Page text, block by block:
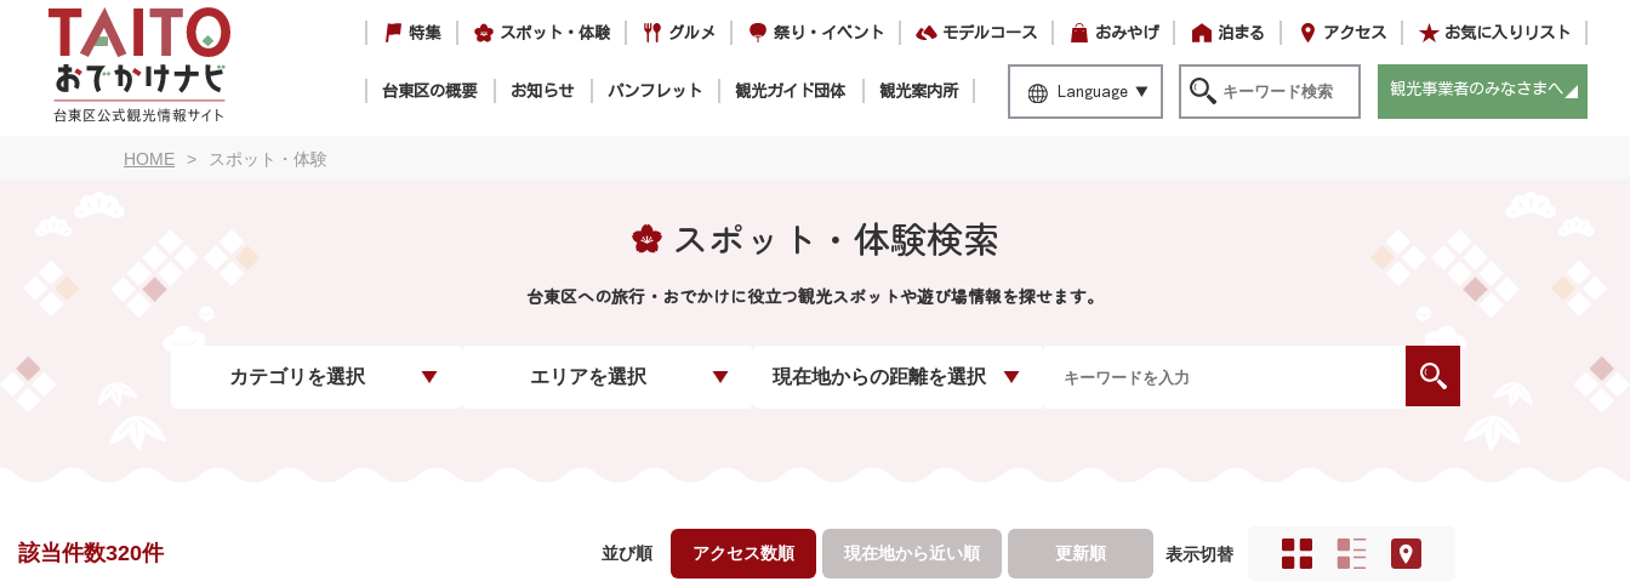
特集 スポット・体験 グルメ 祭り・イベント モデルコース おみやげ 泊まる アクセス お気に入りリスト
台東区の概要 お知らせ パンフレット 観光ガイド団体 観光案内所 Language 観光事業者のみなさまへ
HOME スポット・体験
スポット・体験検索
台東区への旅行・おでかけに役立つ観光スポットや遊び場情報を探せます。
カテゴリを選択 エリアを選択 現在地からの距離を選択
該当件数320件 並び順 アクセス数順 現在地から近い順 更新順 表示切替